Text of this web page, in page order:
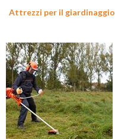
Attrezzi per il giardinaggio